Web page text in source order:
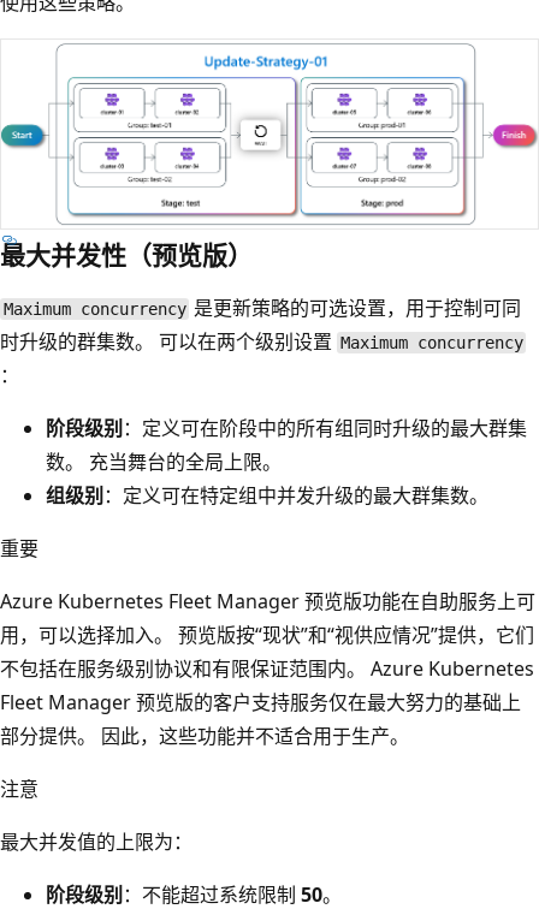
最大并发性（预览版）
Maximum concurrency 是更新策略的可选设置，用于控制可同
时升级的群集数。 可以在两个级别设置 Maximum concurrency
：
阶段级别 ：定义可在阶段中的所有组同时升级的最大群集
数。 充当舞台的全局上限。
组级别 ：定义可在特定组中并发升级的最大群集数。
重要
Azure Kubernetes Fleet Manager 预览版功能在自助服务上可
用，可以选择加入。 预览版按“现状”和“视供应情况”提供，它们
不包括在服务级别协议和有限保证范围内。 Azure Kubernetes
Fleet Manager 预览版的客户支持服务仅在最大努力的基础上
部分提供。 因此，这些功能并不适合用于生产。
注意
最大并发值的上限为：
阶段级别 ：不能超过系统限制 50。